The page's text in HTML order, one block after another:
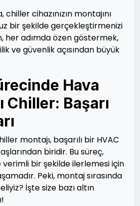
cihazınızın montajını
bir şekilde gerçekleştirmenizi
her adımda özen göstermek,
ve güvenlik açısından büyük
Hava
Chiller: Başarı
montajı, başarılı bir HVAC
biridir. Bu süreç,
verimli bir şekilde ilerlemesi için
Peki, montaj sırasında
İşte size bazı altın